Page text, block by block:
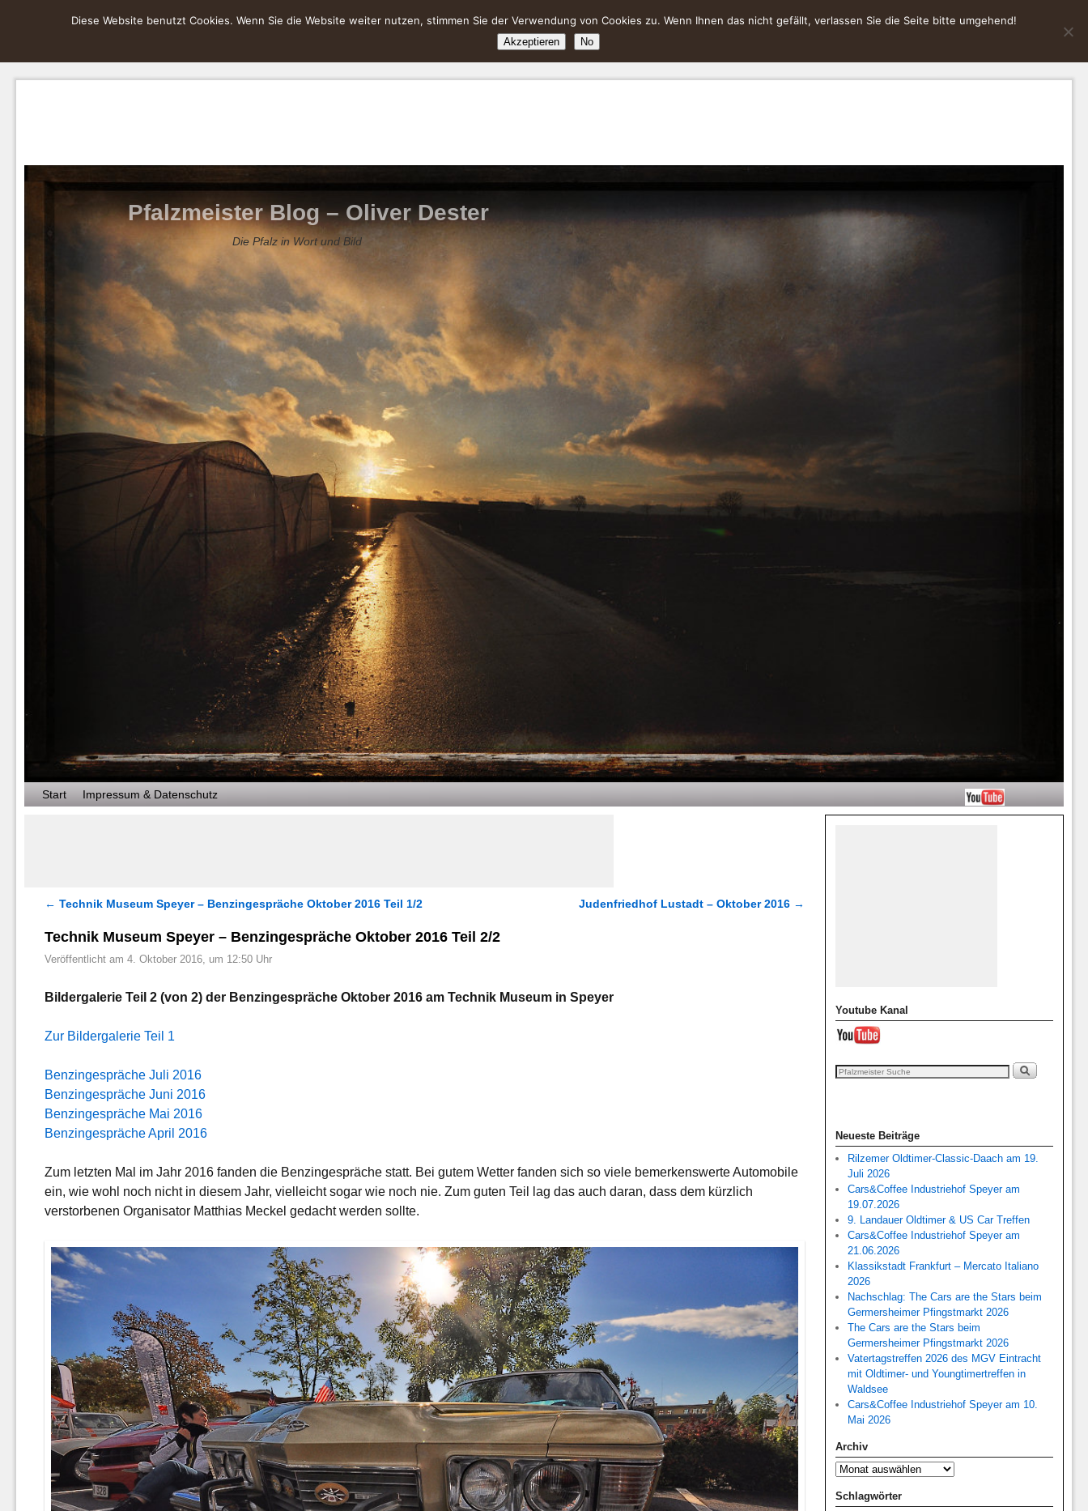
Pfalzmeister Blog – Oliver Dester
Die Pfalz in Wort und Bild
Zum Inhalt wechseln
Zum sekundären Inhalt wechseln
Start Impressum & Datenschutz
Artikelnavigation
← Technik Museum Speyer – Benzingespräche Oktober 2016 Teil 1/2 Judenfriedhof Lustadt – Oktober 2016 →
Technik Museum Speyer – Benzingespräche Oktober 2016 Teil 2/2
Veröffentlicht am 4. Oktober 2016, um 12:50 Uhr
Bildergalerie Teil 2 (von 2) der Benzingespräche Oktober 2016 am Technik Museum in Speyer
Zur Bildergalerie Teil 1
Benzingespräche Juli 2016
Benzingespräche Juni 2016
Benzingespräche Mai 2016
Benzingespräche April 2016
Zum letzten Mal im Jahr 2016 fanden die Benzingespräche statt. Bei gutem Wetter fanden sich so viele bemerkenswerte Automobile
ein, wie wohl noch nicht in diesem Jahr, vielleicht sogar wie noch nie. Zum guten Teil lag das auch daran, dass dem kürzlich
verstorbenen Organisator Matthias Meckel gedacht werden sollte.
Youtube Kanal
Neueste Beiträge
Rilzemer Oldtimer-Classic-Daach am 19.
Juli 2026
Cars&Coffee Industriehof Speyer am
19.07.2026
9. Landauer Oldtimer & US Car Treffen
Cars&Coffee Industriehof Speyer am
21.06.2026
Klassikstadt Frankfurt – Mercato Italiano
2026
Nachschlag: The Cars are the Stars beim
Germersheimer Pfingstmarkt 2026
The Cars are the Stars beim
Germersheimer Pfingstmarkt 2026
Vatertagstreffen 2026 des MGV Eintracht
mit Oldtimer- und Youngtimertreffen in
Waldsee
Cars&Coffee Industriehof Speyer am 10.
Mai 2026
Archiv
Schlagwörter
Diese Website benutzt Cookies. Wenn Sie die Website weiter nutzen, stimmen Sie der Verwendung von Cookies zu. Wenn Ihnen das nicht gefällt, verlassen Sie die Seite bitte umgehend!
Akzeptieren No